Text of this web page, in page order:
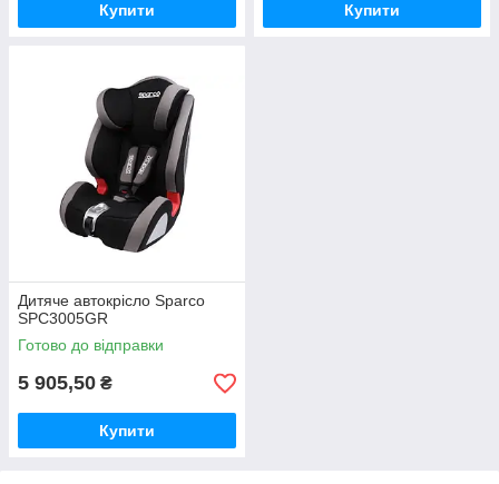
Купити Купити
Дитяче автокрісло Sparco
SPC3005GR
Готово до відправки
5 905,50 ₴
Купити